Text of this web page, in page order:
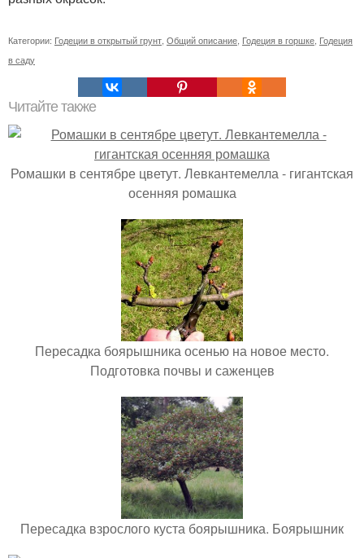
Категории: Годеции в открытый грунт Общий описание Годеция в горшке Годеция
в саду
Читайте также
Ромашки в сентябре цветут. Левкантемелла - гигантская
осенняя ромашка
Пересадка боярышника осенью на новое место.
Подготовка почвы и саженцев
Пересадка взрослого куста боярышника. Боярышник